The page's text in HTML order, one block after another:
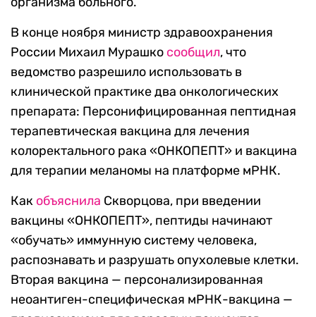
В конце ноября министр здравоохранения
России Михаил Мурашко сообщил, что
ведомство разрешило использовать в
клинической практике два онкологических
препарата: Персонифицированная пептидная
терапевтическая вакцина для лечения
колоректального рака «ОНКОПЕПТ» и вакцина
для терапии меланомы на платформе мРНК.
Как объяснила Скворцова, при введении
вакцины «ОНКОПЕПТ», пептиды начинают
«обучать» иммунную систему человека,
распознавать и разрушать опухолевые клетки.
Вторая вакцина — персонализированная
неоантиген-специфическая мРНК-вакцина —